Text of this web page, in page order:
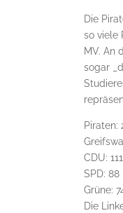
Die
so viele
MV. An
sogar
Piraten:
CDU:
SPD:
Grüne:
Die